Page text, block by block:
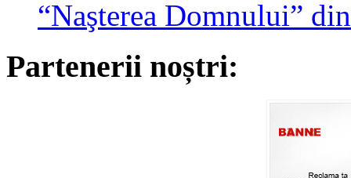
“Naşterea Domnului”
Partenerii noștri: